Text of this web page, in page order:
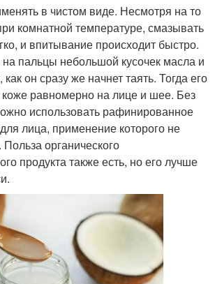
в чистом виде. Несмотря на то
комнатной температуре, смазывать
и впитывание происходит быстро.
на пальцы небольшой кусочек масла и
он сразу же начнет таять. Тогда его
равномерно на лице и шее. Без
использовать рафинированное
лица, применение которого не
Польза органического
продукта также есть, но его лучше